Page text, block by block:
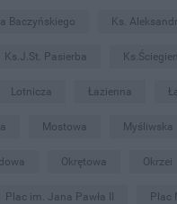
Baczyńskiego Ks.
Ks.J.St. Pasierba
Lotnicza Łazienna
Mostowa Myśliwska
Okrętowa Okrzei
Plac im. Jana Pawła II Plac